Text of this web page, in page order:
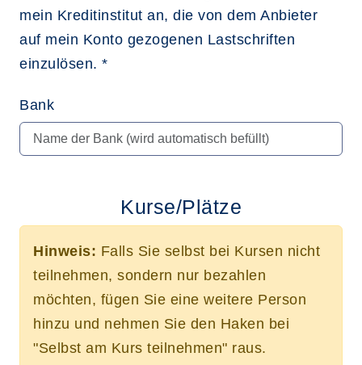
mein Kreditinstitut an, die von dem Anbieter
auf mein Konto gezogenen Lastschriften
einzulösen. *
Bank
Kurse/Plätze
Hinweis: Falls Sie selbst bei Kursen nicht
teilnehmen, sondern nur bezahlen
möchten, fügen Sie eine weitere Person
hinzu und nehmen Sie den Haken bei
"Selbst am Kurs teilnehmen" raus.